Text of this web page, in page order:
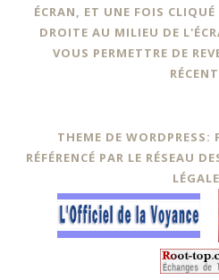
ÉCRAN, ET UNE FOIS
DROITE AU MILIEU DE
VOUS PERMETTRE DE
THEME DE WORDPRESS:
RÉFÉRENCÉ PAR LE RÉSEAU